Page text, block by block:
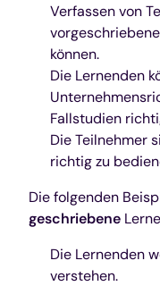
Verfassen von
können.
Die Lernenden
Fallstudien
Die Teilnehmer
richtig zu
Die folgenden
geschriebene
Die Lernenden
verstehen.